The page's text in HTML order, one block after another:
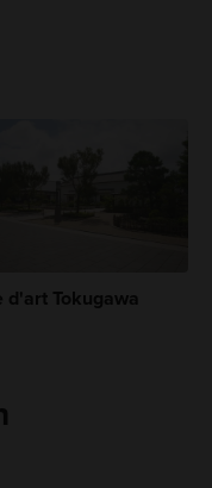
d'art Tokugawa